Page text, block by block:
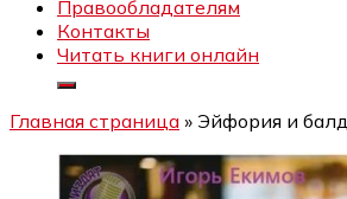
Правообладателям
Контакты
Читать книги онлайн
Главная страница » Эйфория и